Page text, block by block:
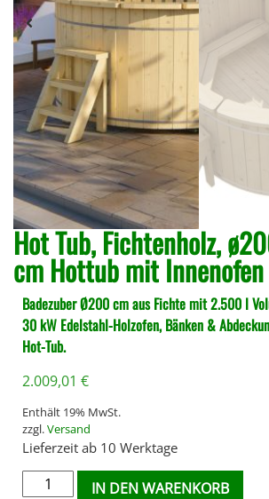
Hot Tub, Fichtenholz,
cm Hottub mit
Badezuber Ø200 cm aus Fichte mit 2.500 l
30 kW Edelstahl-Holzofen, Bänken &
Hot-Tub.
2.009,01 €
Enthält 19% MwSt.
zzgl.Versand
Lieferzeit ab 10 Werktage
IN DEN WARENKORB